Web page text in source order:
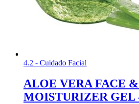
4.2 - Cuidado Facial
ALOE VERA FACE
MOISTURIZER GEL